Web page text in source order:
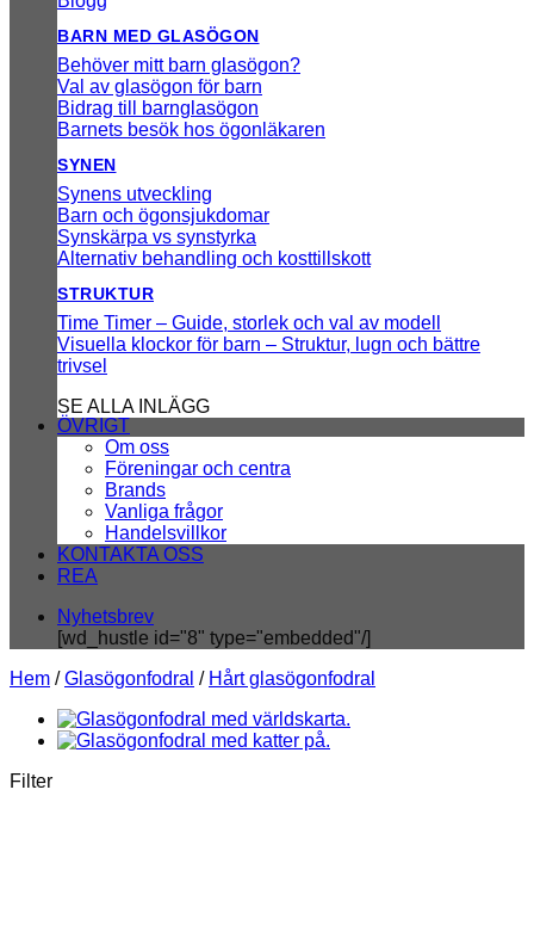
BARN MED GLASÖGON
Behöver mitt barn glasögon?
Val av glasögon för barn
Bidrag till barnglasögon
Barnets besök hos ögonläkaren
SYNEN
Synens utveckling
Barn och ögonsjukdomar
Synskärpa vs synstyrka
Alternativ behandling och kosttillskott
STRUKTUR
Time Timer – Guide, storlek och val av modell
Visuella klockor för barn – Struktur, lugn och bättre
trivsel
SE ALLA INLÄGG
ÖVRIGT
Om oss
Föreningar och centra
Brands
Vanliga frågor
Handelsvillkor
KONTAKTA OSS
REA
Nyhetsbrev
[wd_hustle id="8" type="embedded"/]
Hem / Glasögonfodral / Hårt glasögonfodral
Filter